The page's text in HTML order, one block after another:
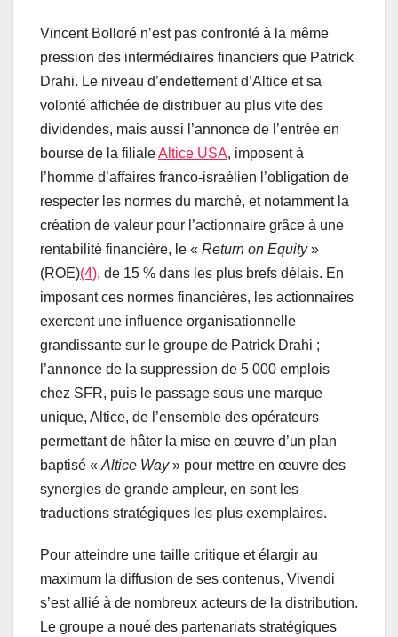
Vincent Bolloré n’est pas confronté à la même
pression des intermédiaires financiers que Patrick
Drahi. Le niveau d’endettement d’Altice et sa
volonté affichée de distribuer au plus vite des
dividendes, mais aussi l’annonce de l’entrée en
bourse de la filialeAltice USA, imposent à
l’homme d’affaires franco-israélien l’obligation de
respecter les normes du marché, et notamment la
création de valeur pour l’actionnaire grâce à une
rentabilité financière, le « Return on Equity»
(ROE)(4), de 15 % dans les plus brefs délais. En
imposant ces normes financières, les actionnaires
exercent une influence organisationnelle
grandissante sur le groupe de Patrick Drahi ;
l’annonce de la suppression de 5 000 emplois
chez SFR, puis le passage sous une marque
unique, Altice, de l’ensemble des opérateurs
permettant de hâter la mise en œuvre d’un plan
baptisé « Altice Way» pour mettre en œuvre des
synergies de grande ampleur, en sont les
traductions stratégiques les plus exemplaires.
Pour atteindre une taille critique et élargir au
maximum la diffusion de ses contenus, Vivendi
s’est allié à de nombreux acteurs de la distribution.
Le groupe a noué des partenariats stratégiques